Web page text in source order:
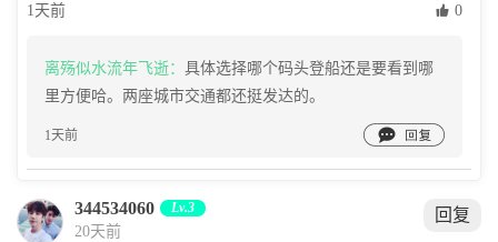
1天前  0
离殇似水流年飞逝： 具体选择哪个码头登船还是要看到哪
里方便哈。两座城市交通都还挺发达的。
1天前 
344534060 Lv.3
20天前
回复